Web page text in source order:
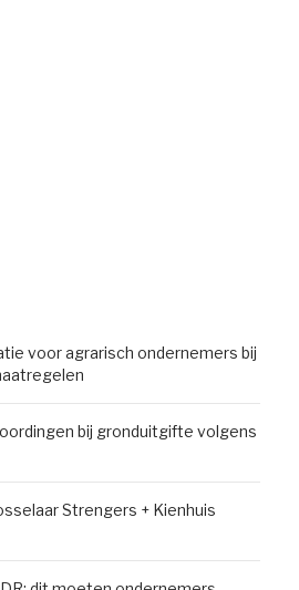
voor agrarisch ondernemers bij
bij gronduitgifte volgens
Strengers + Kienhuis